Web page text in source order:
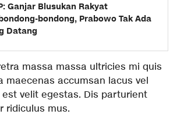
Ganjar Blusukan Rakyat
bondong, Prabowo Tak Ada
Datang
massa massa ultricies mi quis
maecenas accumsan lacus vel
velit egestas. Dis parturient
ridiculus mus.